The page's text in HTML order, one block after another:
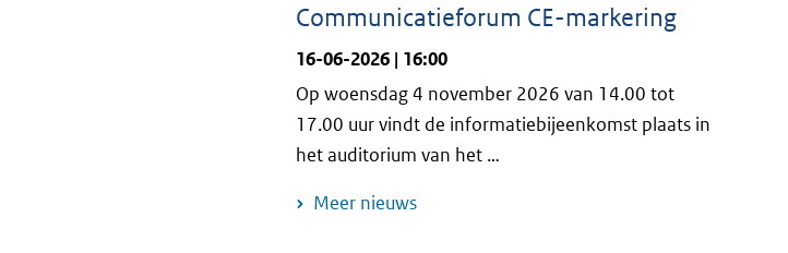
Communicatieforum CE-markering
16-06-2026 | 16:00
Op woensdag 4 november 2026 van 14.00 tot
17.00 uur vindt de informatiebijeenkomst plaats in
het auditorium van het …
Meer nieuws